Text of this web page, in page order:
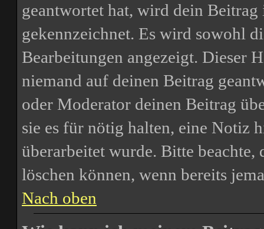
geantwortet hat, wird dein
gekennzeichnet. Es wird sowohl
Bearbeitungen angezeigt. Dieser
niemand auf deinen Beitrag
oder Moderator deinen Beitrag
sie es für nötig halten, eine Notiz
überarbeitet wurde. Bitte
löschen können, wenn bereits
Nach oben